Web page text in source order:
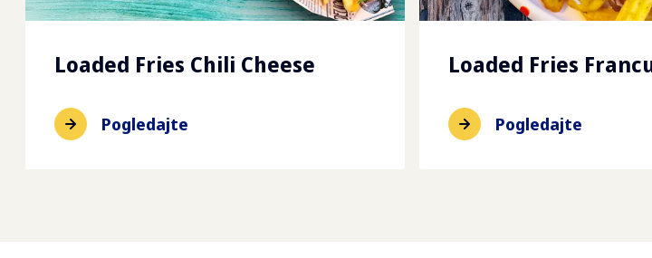
Loaded Fries Chili Cheese
Pogledajte
Loaded Fries
Pogledajte